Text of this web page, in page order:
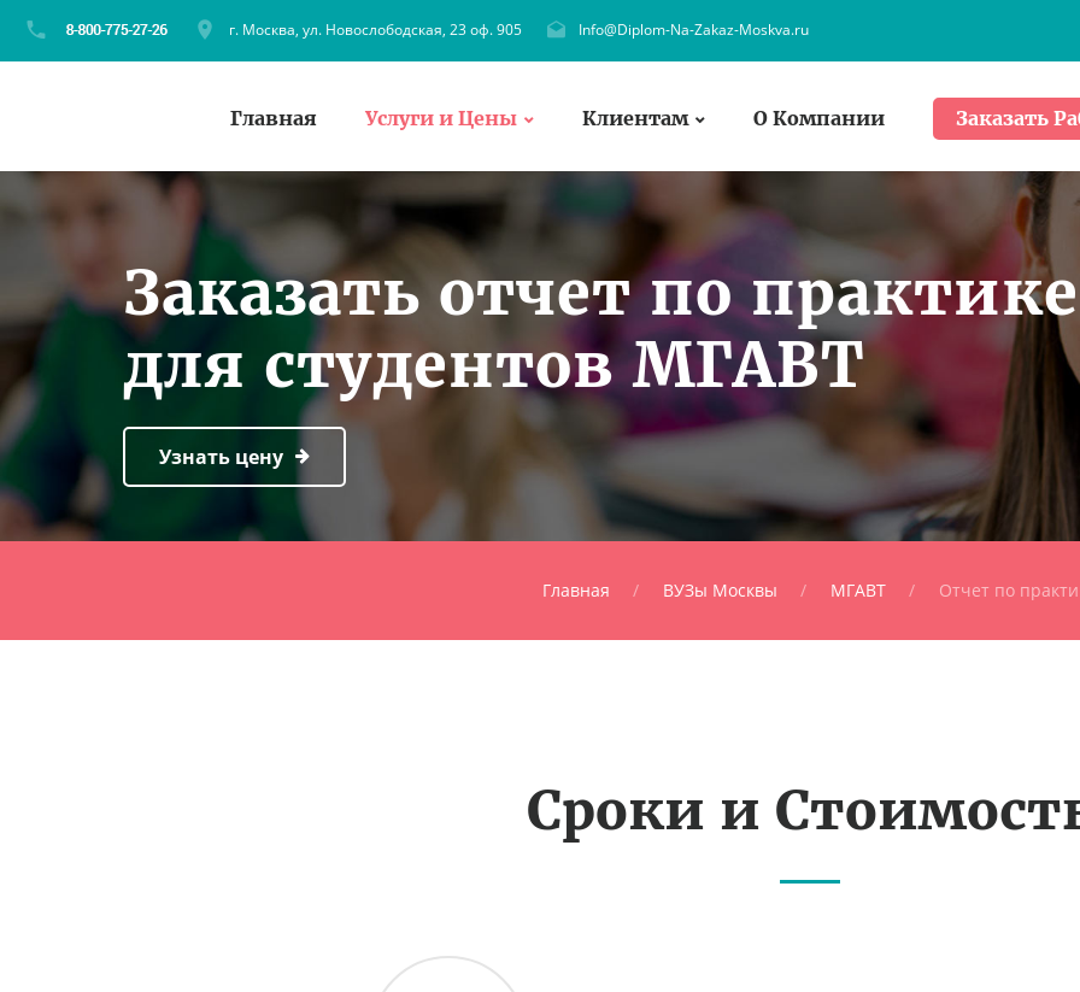
г. Москва, ул. Новослободская, 23 оф. 905 Info@Diplom-Na-Zakaz-Moskva.ru
Главная Услуги и Цены Клиентам О Компании Заказать
Заказать отчет по практике
для студентов МГАВТ
Узнать цену
Главная ВУЗы Москвы МГАВТ Отчет по
Сроки и